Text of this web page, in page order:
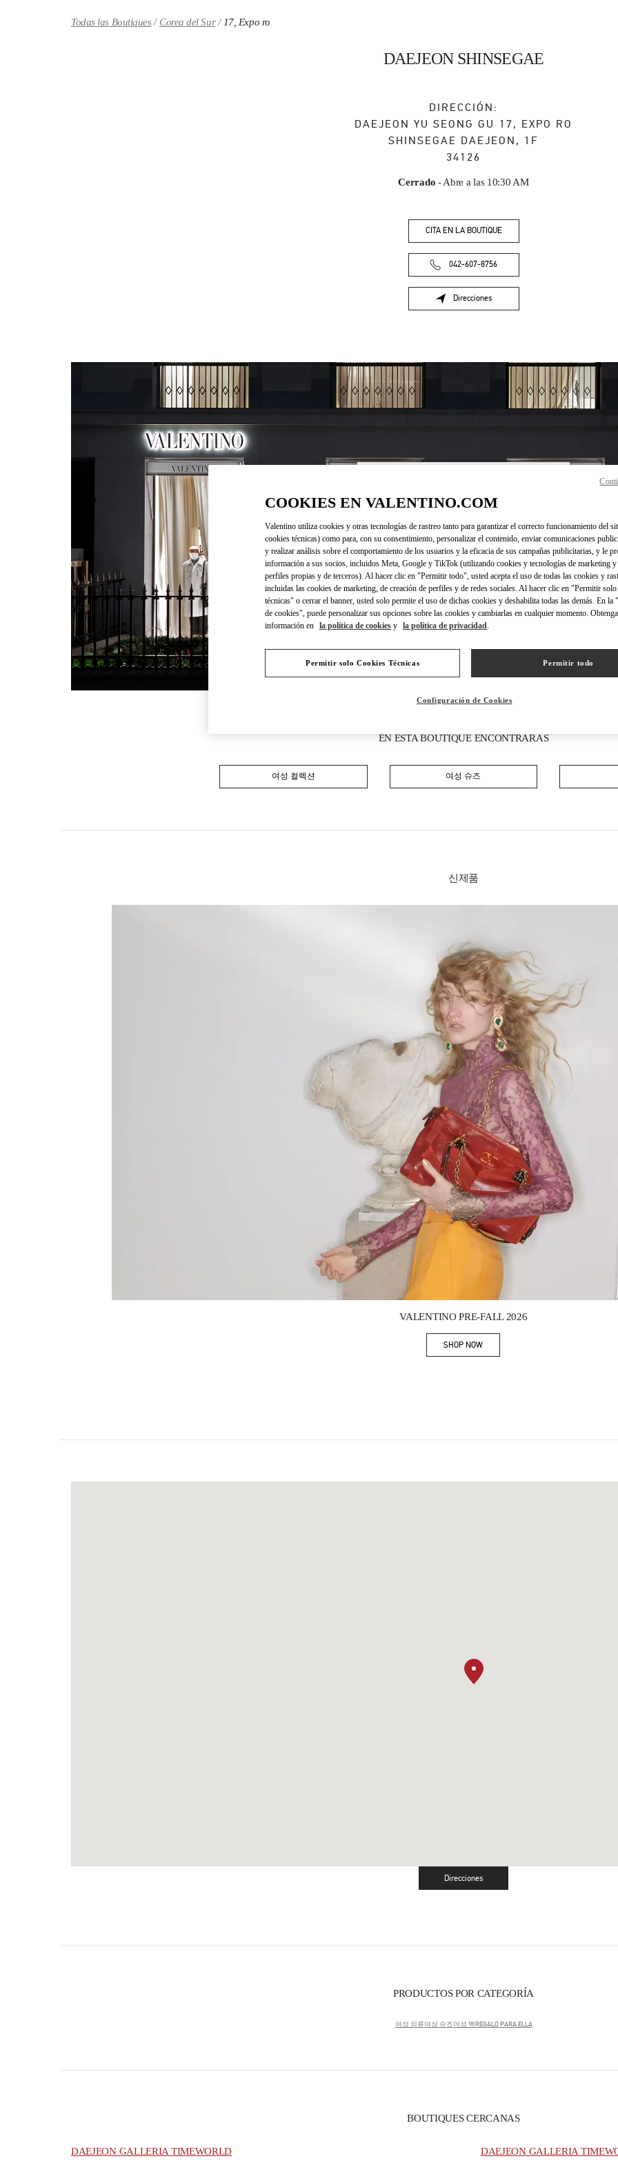
Todas las Boutiques Corea del Sur 17, Expo ro
DAEJEON SHINSEGAE
DIRECCIÓN:
DAEJEON YU SEONG GU 17, EXPO RO
SHINSEGAE DAEJEON, 1F
34126
Cerrado - Abre a las 10:30 AM
CITA EN LA BOUTIQUE
042-607-8756
Direcciones
Link Opens in New Tab
Lunes
10:30 AM-8:00 PM
Martes
10:30 AM -8:00 PM
Miércoles
10:30 AM-8:00 PM
Jueves
10:30 AM-8:00 PM
Viernes
10:30 AM-8:30 PM
Sábado 10:30 AM-8:30 PM
EN ESTA BOUTIQUE ENCONTRARÁS
여성 컬렉션 여성 슈즈
신제품
VALENTINO PRE-FALL 2026
SHOP NOWLink Opens in New Tab
Direcciones
Link Opens in New Tab
PRODUCTOS POR CATEGORÍA
여성 의류여성 슈즈여성 백REGALO PARA ELLA
BOUTIQUES CERCANAS
DAEJEON GALLERIA TIMEWORLD DAEJEON GALLERIA
COOKIES EN VALENTINO.COM
Valentino utiliza cookies y otras tecnologías de rastreo tanto para garantizar el correcto funcionamiento del
cookies técnicas) como para, con su consentimiento, personalizar el contenido, enviar comunicaciones
y realizar análisis sobre el comportamiento de los usuarios y la eficacia de sus campañas publicitarias, y le
información a sus socios, incluidos Meta, Google y TikTok (utilizando cookies y tecnologías de marketing y
perfiles propias y de terceros). Al hacer clic en "Permitir todo", usted acepta el uso de todas las cookies y
incluidas las cookies de marketing, de creación de perfiles y de redes sociales. Al hacer clic en "Permitir
técnicas" o cerrar el banner, usted solo permite el uso de dichas cookies y deshabilita todas las demás. En
de cookies", puede personalizar sus opciones sobre las cookies y cambiarlas en cualquier momento.
información en la política de cookies y la política de privacidad.
Permitir solo Cookies Técnicas Permitir todo
Configuración de Cookies